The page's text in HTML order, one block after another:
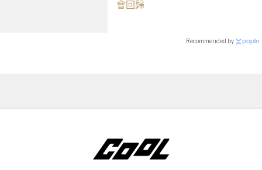
會回歸
Recommended by